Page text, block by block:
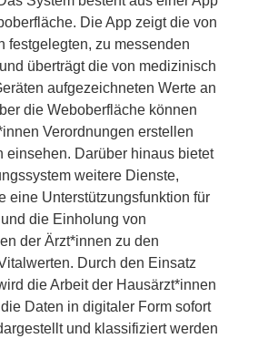
Die App zeigt die von
festgelegten, zu messenden
überträgt die von medizinisch
aufgezeichneten Werte an
die Weboberfläche können
Verordnungen erstellen
einsehen. Darüber hinaus bietet
weitere Dienste,
eine Unterstützungsfunktion für
die Einholung von
der Ärzt*innen zu den
Durch den Einsatz
die Arbeit der Hausärzt*innen
Daten in digitaler Form sofort
und klassifiziert werden